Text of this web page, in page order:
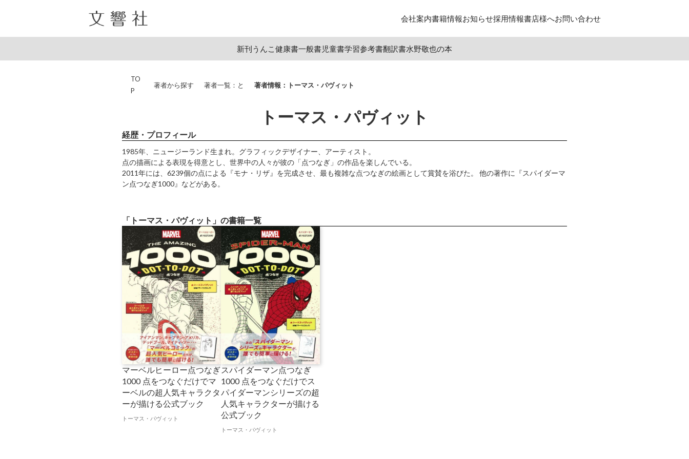
会社案内書籍情報お知らせ採用情報書店様へお問い合わせ
新刊うんこ 健康書一般書児童書学習参考書翻訳書水野敬也の本
TO
P
著者から探す 著者一覧：と 著者情報：トーマス・パヴィット
トーマス・パヴィット
経歴・プロフィール
1985年、ニュージーランド生まれ。グラフィックデザイナー、アーティスト。
点の描画による表現を得意とし、世界中の人々が彼の「点つなぎ」の作品を楽しんでいる。
2011年には、6239個の点による『モナ・リザ』を完成させ、最も複雑な点つなぎの絵画として賞賛を浴びた。 他の著作に『スパイダーマ
ン点つなぎ1000』などがある。
「トーマス・パヴィット」の書籍一覧
マーベルヒーロー点つなぎ
1000 点をつなぐだけでマ
ーベルの超人気キャラクタ
ーが描ける公式ブック
トーマス・パヴィット
スパイダーマン点つなぎ
1000 点をつなぐだけでス
パイダーマンシリーズの超
人気キャラクターが描ける
公式ブック
トーマス・パヴィット